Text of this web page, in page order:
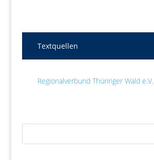
Textquellen
Regionalverbund Thüringer Wald e.V.